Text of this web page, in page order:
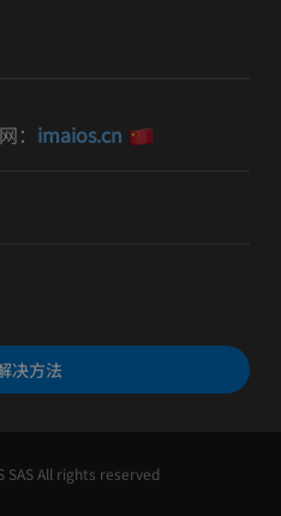
： imaios.cn
决方法
SAS All rights reserved